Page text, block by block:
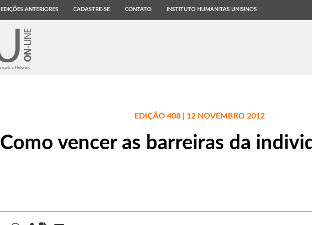
EDIÇÕES ANTERIORES CADASTRE-SE CONTATO INSTITUTO HUMANITAS UNISINOS
EDIÇÃO 408 | 12 NOVEMBRO 2012
Como vencer as barreiras da